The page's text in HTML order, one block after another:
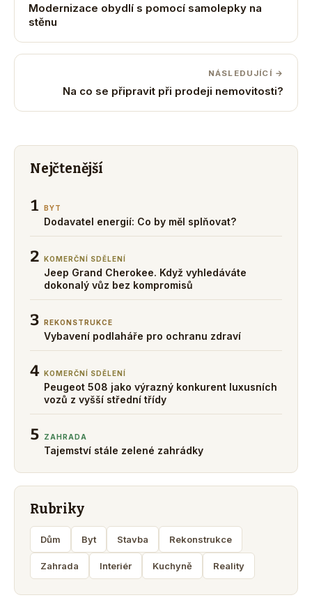
Modernizace obydlí s pomocí samolepky na
stěnu
NÁSLEDUJÍCÍ →
Na co se připravit při prodeji nemovitosti?
Nejčtenější
1 BYT
Dodavatel energií: Co by měl splňovat?
2 KOMERČNÍ SDĚLENÍ
Jeep Grand Cherokee. Když vyhledáváte
dokonalý vůz bez kompromisů
3 REKONSTRUKCE
Vybavení podlaháře pro ochranu zdraví
4 KOMERČNÍ SDĚLENÍ
Peugeot 508 jako výrazný konkurent luxusních
vozů z vyšší střední třídy
5 ZAHRADA
Tajemství stále zelené zahrádky
Rubriky
Dům Byt Stavba Rekonstrukce
Zahrada Interiér Kuchyně Reality